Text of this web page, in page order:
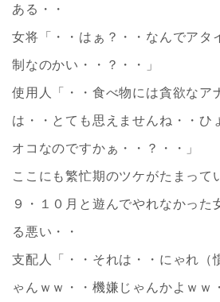
ある・・
女将「・・はぁ？・・なんでアタ
制なのかい・・？・・」
使用人「・・食べ物には貪欲なア
は・・とても思えませんね・・ひ
オコなのですかぁ・・？・・」
ここにも繁忙期のツケがたまって
９・１０月と遊んでやれなかった
る悪い・・
支配人「・・それは・・にゃれ（
ゃんｗｗ・・機嫌じゃんかよｗｗ